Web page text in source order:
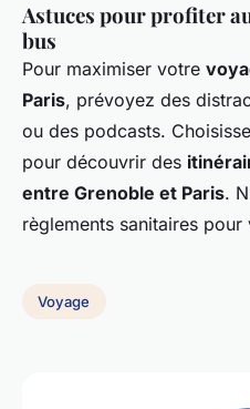
Astuces pour profiter
bus
Pour maximiser votre
Paris, prévoyez des
ou des podcasts.
pour découvrir des
entre Grenoble et Paris.
règlements sanitaires
Voyage